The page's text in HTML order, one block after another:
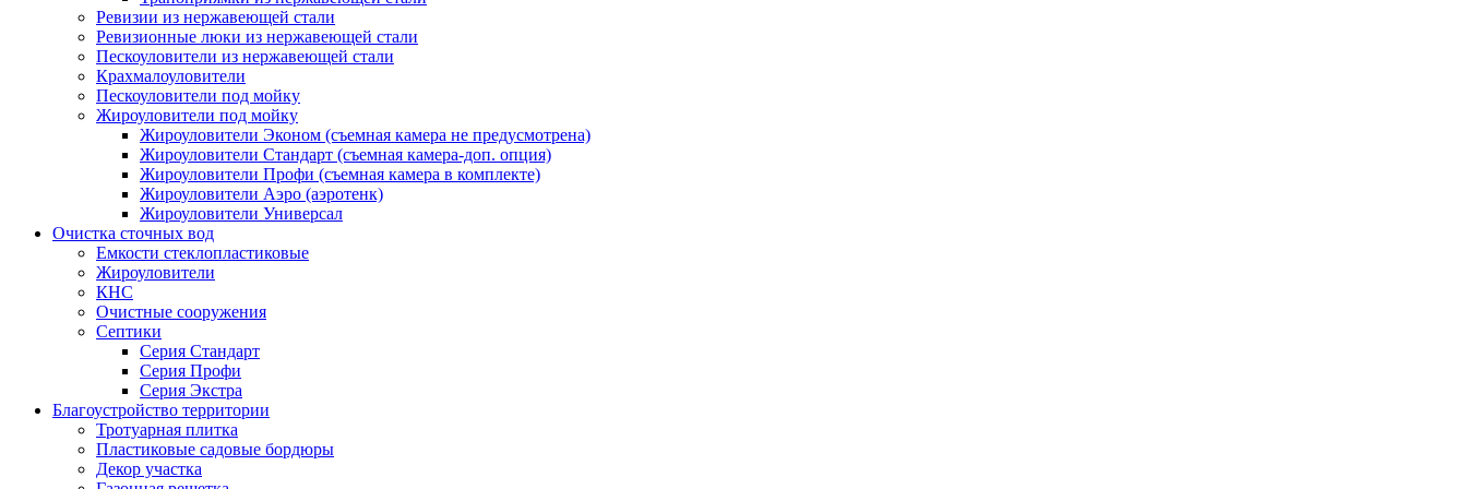
Ревизии из нержавеющей стали
Ревизионные люки из нержавеющей стали
Пескоуловители из нержавеющей стали
Крахмалоуловители
Пескоуловители под мойку
Жироуловители под мойку
Жироуловители Эконом (съемная камера не предусмотрена)
Жироуловители Стандарт (съемная камера-доп. опция)
Жироуловители Профи (съемная камера в комплекте)
Жироуловители Аэро (аэротенк)
Жироуловители Универсал
Очистка сточных вод
Емкости стеклопластиковые
Жироуловители
КНС
Очистные сооружения
Септики
Серия Стандарт
Серия Профи
Серия Экстра
Благоустройство территории
Тротуарная плитка
Пластиковые садовые бордюры
Декор участка